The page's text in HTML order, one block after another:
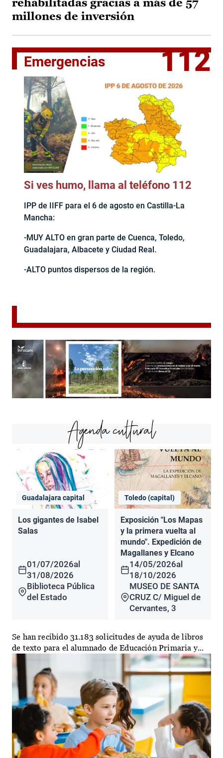
rehabilitadas gracias a más de 57
millones de inversión
Emergencias 112
Si ves humo, llama al teléfono 112
IPP de IIFF para el 6 de agosto en Castilla-La
Mancha:
-MUY ALTO en gran parte de Cuenca, Toledo,
Guadalajara, Albacete y Ciudad Real.
-ALTO puntos dispersos de la región.
Agenda cultural
Guadalajara capital
Los gigantes de Isabel
Salas
01/07/2026al
31/08/2026
Biblioteca Pública
del Estado
Toledo (capital)
Exposición "Los Mapas
y la primera vuelta al
mundo". Expedición de
Magallanes y Elcano
14/05/2026al
18/10/2026
MUSEO DE SANTA
CRUZ C/ Miguel de
Cervantes, 3
Se han recibido 31.183 solicitudes de ayuda de libros
de texto para el alumnado de Educación Primaria y...